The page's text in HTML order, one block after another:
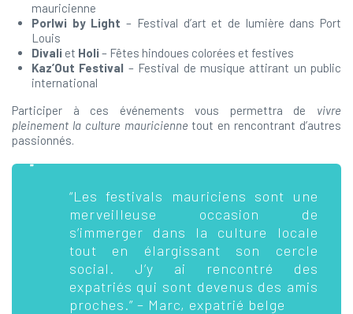
mauricienne
Porlwi by Light – Festival d’art et de lumière dans Port
Louis
Divali et Holi – Fêtes hindoues colorées et festives
Kaz’Out Festival – Festival de musique attirant un public
international
Participer à ces événements vous permettra de vivre
pleinement la culture mauricienne tout en rencontrant d’autres
passionnés.
“Les festivals mauriciens sont une
merveilleuse occasion de
s’immerger dans la culture locale
tout en élargissant son cercle
social. J’y ai rencontré des
expatriés qui sont devenus des amis
proches.” – Marc, expatrié belge